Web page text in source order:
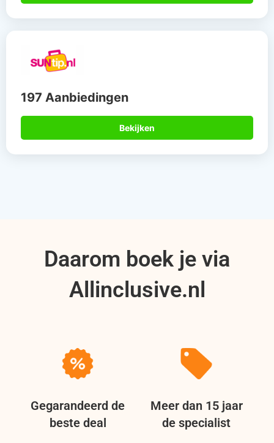
197 Aanbiedingen
Bekijken
Daarom boek je via
Allinclusive.nl
Gegarandeerd de
beste deal
Meer dan 15 jaar
de specialist